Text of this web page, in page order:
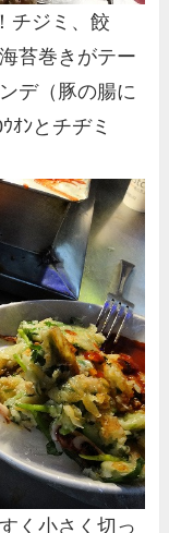
チジミ、餃
苔巻きがテー
デ（豚の腸に
ｵﾝとチヂミ
く小さく切っ